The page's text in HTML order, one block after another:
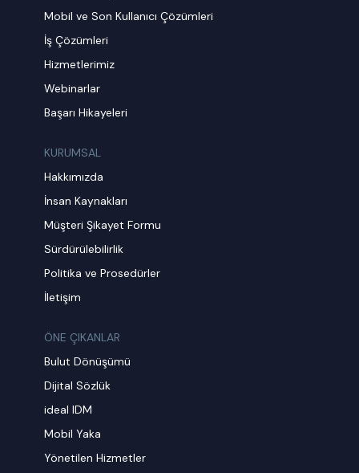
Mobil ve Son Kullanıcı Çözümleri
İş Çözümleri
Hizmetlerimiz
Webinarlar
Başarı Hikayeleri
KURUMSAL
Hakkımızda
İnsan Kaynakları
Müşteri Şikayet Formu
Sürdürülebilirlik
Politika ve Prosedürler
İletişim
ÖNE ÇIKANLAR
Bulut Dönüşümü
Dijital Sözlük
ideal IDM
Mobil Yaka
Yönetilen Hizmetler